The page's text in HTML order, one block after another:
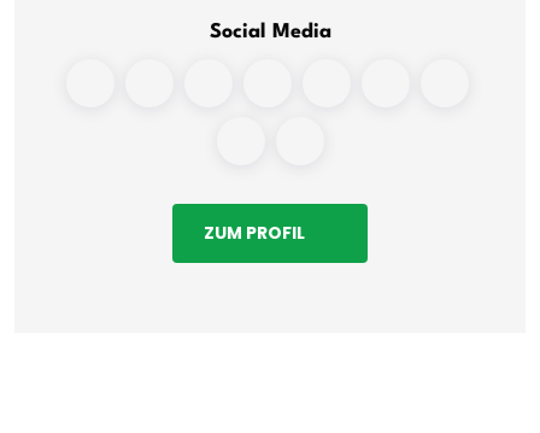
Social Media
ZUM PROFIL